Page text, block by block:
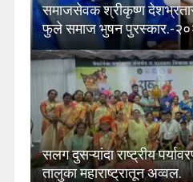
समाजसेवक श्रीकृष्ण देशभ्रतार
फुले समाज भुषन पुरस्कार.-
सलग दुसऱ्यांदा राष्ट्रीय
तालुका महाराष्ट्रातून अव्वल.